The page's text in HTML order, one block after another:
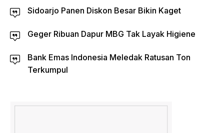
Sidoarjo Panen Diskon Besar Bikin Kaget
Geger Ribuan Dapur MBG Tak Layak Higiene
Bank Emas Indonesia Meledak Ratusan Ton
Terkumpul